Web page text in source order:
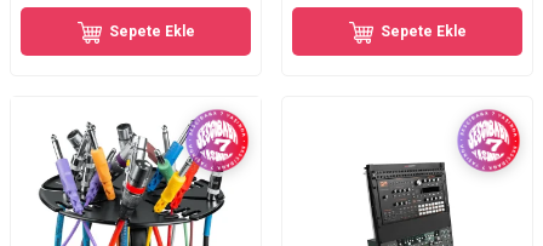
Sepete Ekle Sepete Ekle